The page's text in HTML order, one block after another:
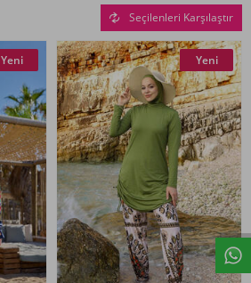
Seçilenleri Karşılaştır
Yeni Yeni